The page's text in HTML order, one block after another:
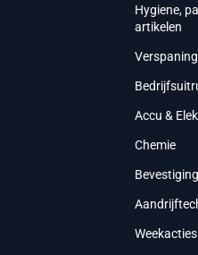
Hygiene,
artikelen
Verspaning
Accu &
Chemie
Weekacties